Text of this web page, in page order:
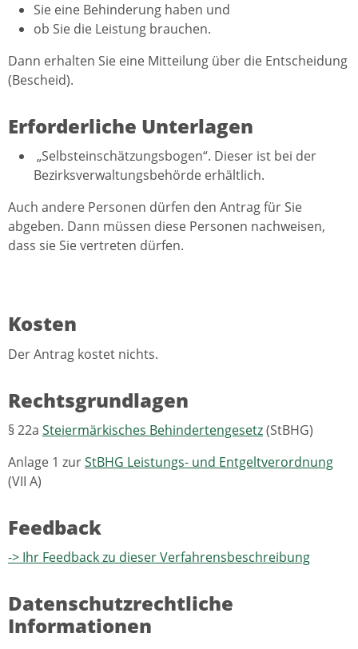
Sie eine Behinderung haben und
ob Sie die Leistung brauchen.
Dann erhalten Sie eine Mitteilung über die Entscheidung
(Bescheid).
Erforderliche Unterlagen
„Selbsteinschätzungsbogen“. Dieser ist bei der
Bezirksverwaltungsbehörde erhältlich.
Auch andere Personen dürfen den Antrag für Sie
abgeben. Dann müssen diese Personen nachweisen,
dass sie Sie vertreten dürfen.
Kosten
Der Antrag kostet nichts.
Rechtsgrundlagen
§ 22a Steiermärkisches Behindertengesetz(StBHG)
Anlage 1 zurStBHG Leistungs- und Entgeltverordnung
(VII A)
Feedback
-> Ihr Feedback zu dieser Verfahrensbeschreibung
Datenschutzrechtliche
Informationen